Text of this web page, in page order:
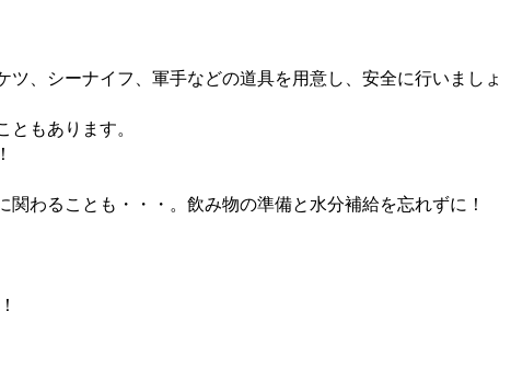
、シーナイフ、軍手などの道具を用意し、安全に行いましょ
もあります。
わることも・・・。飲み物の準備と水分補給を忘れずに！